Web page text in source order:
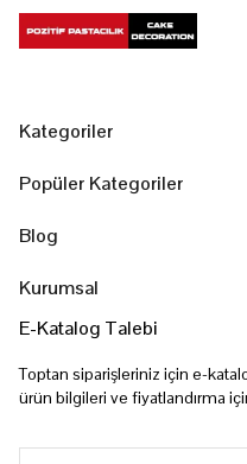
Kategoriler
Popüler Kategoriler
Blog
Kurumsal
E-Katalog Talebi
Toptan siparişleriniz için e-
ürün bilgileri ve fiyatlandırma